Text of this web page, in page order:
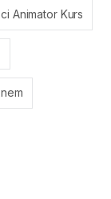
Animator Kurs